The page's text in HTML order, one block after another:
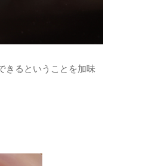
きるということを加味